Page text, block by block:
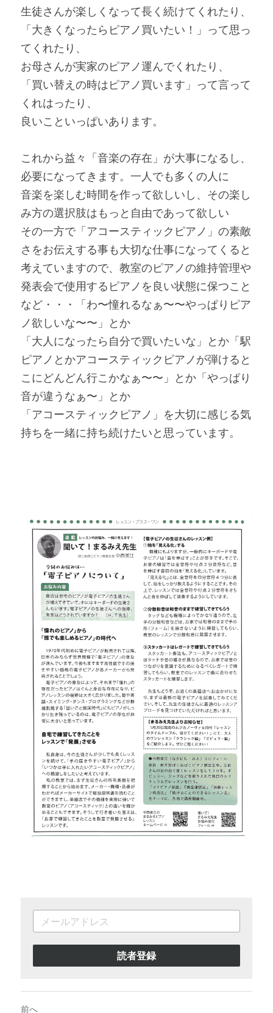
生徒さんが楽しくなって長く続けてくれたり、
「大きくなったらピアノ買いたい！」って思っ
てくれたり、
お母さんが実家のピアノ運んでくれたり、
「買い替えの時はピアノ買います」って言って
くれはったり、
良いこといっぱいあります。
これから益々「音楽の存在」が大事になるし、
必要になってきます。一人でも多くの人に
音楽を楽しむ時間を作って欲しいし、その楽し
み方の選択肢はもっと自由であって欲しい
その一方で「アコースティックピアノ」の素敵
さをお伝えする事も大切な仕事になってくると
考えていますので、教室のピアノの維持管理や
発表会で使用するピアノを良い状態に保つこと
など・・・「わ〜憧れるなぁ〜〜やっぱりピア
ノ欲しいな〜〜」とか
「大人になったら自分で買いたいな」とか「駅
ピアノとかアコースティックピアノが弾けると
こにどんどん行こかなぁ〜〜」とか「やっぱり
音が違うなぁ〜」とか
「アコースティックピアノ」を大切に感じる気
持ちを一緒に持ち続けたいと思っています。
読者登録
前へ